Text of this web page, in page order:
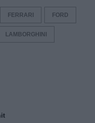
FERRARI FORD
LAMBORGHINI